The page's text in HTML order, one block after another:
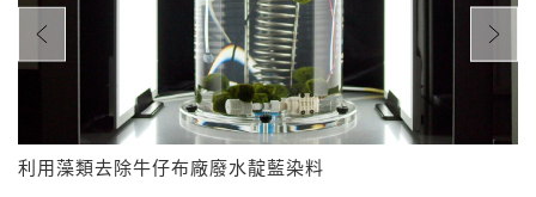
利用藻類去除牛仔布廠廢水靛藍染料